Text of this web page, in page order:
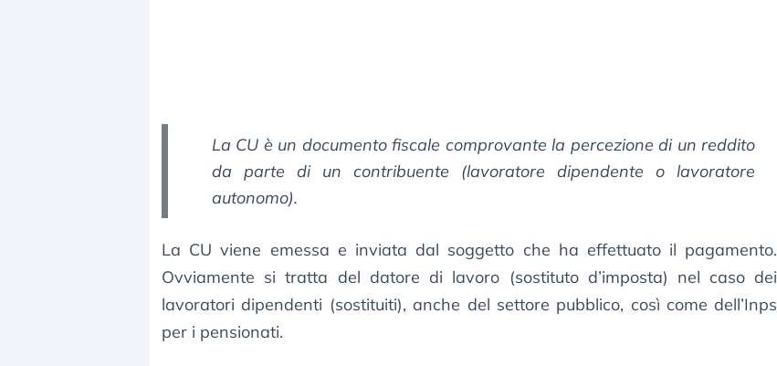
La CU è un documento fiscale comprovante la percezione di un reddito
da parte di un contribuente (lavoratore dipendente o lavoratore
autonomo).
La CU viene emessa e inviata dal soggetto che ha effettuato il pagamento.
Ovviamente si tratta del datore di lavoro (sostituto d’imposta) nel caso dei
lavoratori dipendenti (sostituiti), anche del settore pubblico, così come dell’Inps
per i pensionati.